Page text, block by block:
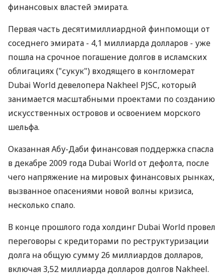
финансовых властей эмирата.
Первая часть десятимиллиардной финпомощи от
соседнего эмирата - 4,1 миллиарда долларов - уже
пошла на срочное погашение долгов в исламских
облигациях ("сукук") входящего в конгломерат
Dubai World девелопера Nakheel PJSC, который
занимается масштабными проектами по созданию
искусственных островов и освоением морского
шельфа.
Оказанная Абу-Даби финансовая поддержка спасла
в декабре 2009 года Dubai World от дефолта, после
чего напряжение на мировых финансовых рынках,
вызванное опасениями новой волны кризиса,
несколько спало.
В конце прошлого года холдинг Dubai World провел
переговоры с кредиторами по реструктуризации
долга на общую сумму 26 миллиардов долларов,
включая 3,52 миллиарда долларов долгов Nakheel.